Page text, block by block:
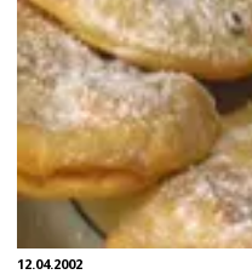
12.04.2002